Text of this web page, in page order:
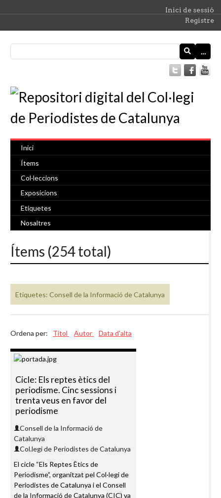
Inici de sessió
Registre
…
Inici
Ítems
Col·leccions
Exposicions
Etiquetes
Nosaltres
Ítems (254 total)
Etiquetes: Consell de la Informació de Catalunya
Ordena per: Títol Autor Data d'alta
Cicle: Els reptes ètics del
periodisme. Cinc sessions i
trenta veus en favor del
periodisme
Consell de la Informació de
Catalunya
Col.legi de Periodistes de Catalunya
El cicle “Els Reptes Ètics de
Periodisme”, organitzat pel Col·legi de
Periodistes de Catalunya i el Consell
de la Informació de Catalunya (CIC) va